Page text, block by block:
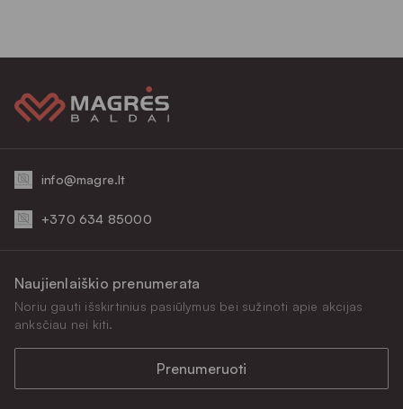
info@magre.lt
+370 634 85000
Naujienlaiškio prenumerata
Noriu gauti išskirtinius pasiūlymus bei sužinoti apie akcijas
anksčiau nei kiti.
Prenumeruoti